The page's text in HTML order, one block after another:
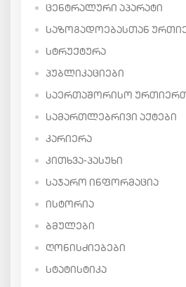
ᲪᲔᲜᲢᲠᲐᲚᲣᲠᲘ ᲐᲞᲐᲠᲐᲢᲘ
ᲡᲐᲖᲝᲒᲐᲓᲝᲔᲑᲐᲡᲗᲐᲜ
ᲡᲢᲠᲣᲥᲢᲣᲠᲐ
ᲞᲣᲑᲚᲘᲙᲐᲪᲘᲔᲑᲘ
ᲡᲐᲔᲠᲗᲐᲨᲝᲠᲘᲡᲝ
ᲡᲐᲛᲐᲠᲗᲚᲔᲑᲠᲘᲕᲘ ᲐᲥᲢᲔᲑᲘ
ᲙᲐᲠᲘᲔᲠᲐ
ᲙᲘᲗᲮᲕᲐ-ᲞᲐᲡᲣᲮᲘ
ᲡᲐᲯᲐᲠᲝ ᲘᲜᲤᲝᲠᲛᲐᲪᲘᲐ
ᲘᲡᲢᲝᲠᲘᲐ
ᲑᲛᲣᲚᲔᲑᲘ
ᲦᲝᲜᲘᲡᲫᲘᲔᲑᲔᲑᲘ
ᲡᲢᲐᲢᲘᲡᲢᲘᲙᲐ